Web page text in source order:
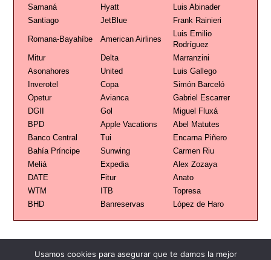
Samaná
Hyatt
Luis Abinader
Santiago
JetBlue Frank Rainieri
Romana-Bayahíbe American Airlines
Luis Emilio
Rodríguez
Mitur
Delta
Marranzini
Asonahores
United
Luis Gallego
Inverotel
Copa
Simón Barceló
Opetur
Avianca
Gabriel Escarrer
DGII
Gol
Miguel Fluxá
BPD
Apple Vacations
Abel Matutes
Banco Central
Tui
Encarna Piñero
Bahía Príncipe
Sunwing
Carmen Riu
Meliá
Expedia
Alex Zozaya
DATE
Fitur
Anato
WTM
ITB
Topresa
BHD
Banreservas López de Haro
Usamos cookies para asegurar que te damos la mejor